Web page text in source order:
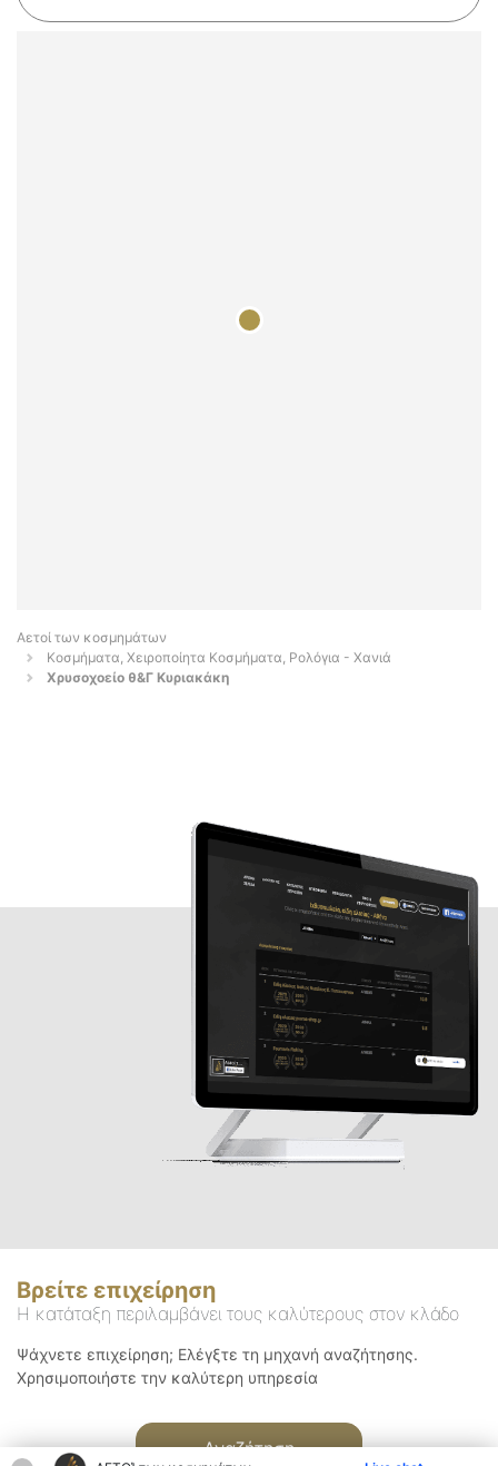
Αετοί των κοσμημάτων
Κοσμήματα, Χειροποίητα Κοσμήματα, Ρολόγια - Χανιά
Χρυσοχοείο θ&Γ Κυριακάκη
Βρείτε επιχείρηση
Η κατάταξη περιλαμβάνει τους καλύτερους στον κλάδο
Ψάχνετε επιχείρηση; Ελέγξτε τη μηχανή αναζήτησης.
Χρησιμοποιήστε την καλύτερη υπηρεσία
Αναζήτηση